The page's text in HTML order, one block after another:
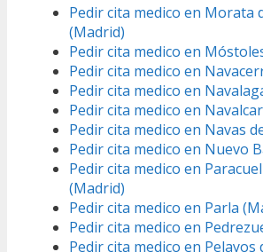
Pedir cita medico en Morata
(Madrid)
Pedir cita medico en
Pedir cita medico en
Pedir cita medico en
Pedir cita medico en
Pedir cita medico en Navas
Pedir cita medico en Nuevo
Pedir cita medico en
(Madrid)
Pedir cita medico en Parla
Pedir cita medico en
Pedir cita medico en Pelayos